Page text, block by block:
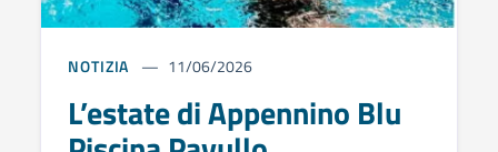
NOTIZIA 11/06/2026
L’estate di Appennino Blu